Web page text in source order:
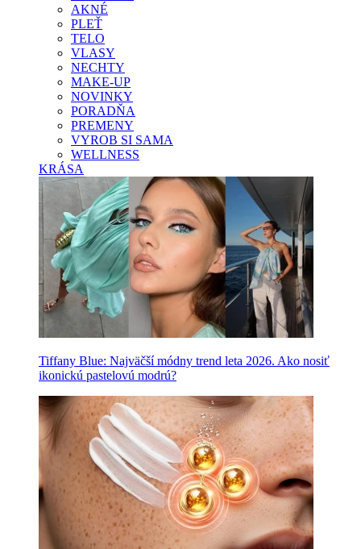
AKNÉ
PLEŤ
TELO
VLASY
NECHTY
MAKE-UP
NOVINKY
PORADŇA
PREMENY
VYROB SI SAMA
WELLNESS
KRÁSA
Tiffany Blue: Najväčší módny trend leta 2026. Ako nosiť
ikonickú pastelovú modrú?